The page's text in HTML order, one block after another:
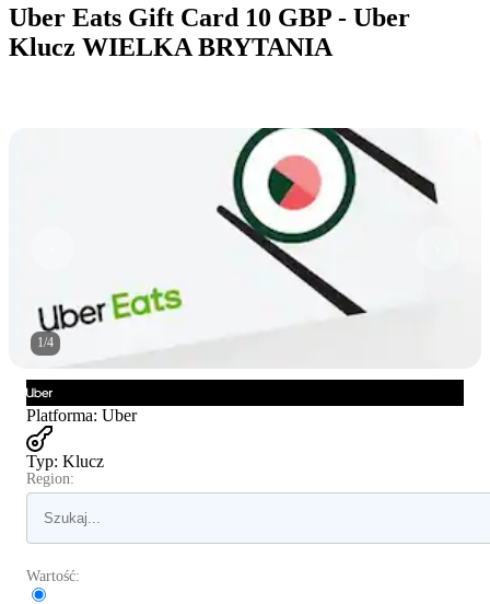
Uber Eats Gift Card 10 GBP - Uber
Klucz WIELKA BRYTANIA
1/4
Platforma: Uber
Typ: Klucz
Region:
Wartość: